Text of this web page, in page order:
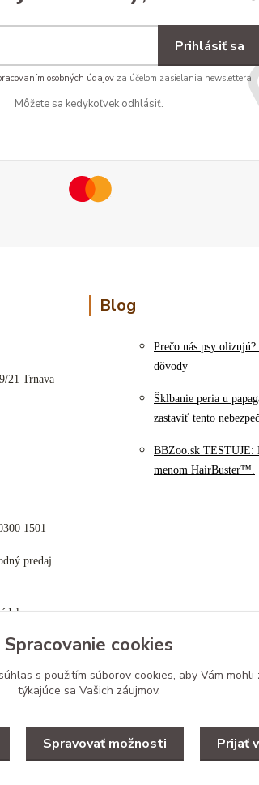
Prihlásiť sa
osobných údajov za účelom zasielania newslettera.
Môžete sa kedykoľvek odhlásiť.
21 Trnava
1501
predaj
Blog
Prečo nás psy
dôvody
Šklbanie peria u
zastaviť tento
BBZoo.sk TESTUJE:
menom HairBuster™.
Spracovanie cookies
súhlas s použitím súborov cookies, aby Vám mohli
týkajúce sa Vašich záujmov.
Spravovať možnosti Prijať